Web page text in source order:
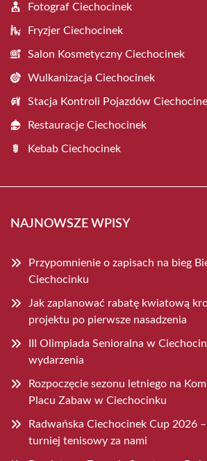
Fotograf Ciechocinek
Fryzjer Ciechocinek
Salon Kosmetyczny Ciechocinek
Wulkanizacja Ciechocinek
Stacja Kontroli Pojazdów
Restauracje Ciechocinek
Kebab Ciechocinek
NAJNOWSZE WPISY
Przypomnienie o zapisach na bieg
Ciechocinku
Jak zaplanować rabatę kwiatową
projektu po pierwsze nasadzenia
III Olimpiada Senioralna w
wydarzenia
Rozpoczęcie sezonu letniego na
Placu Zabaw w Ciechocinku
Radwańska Ciechocinek Cup 2026
turniej tenisowy za nami